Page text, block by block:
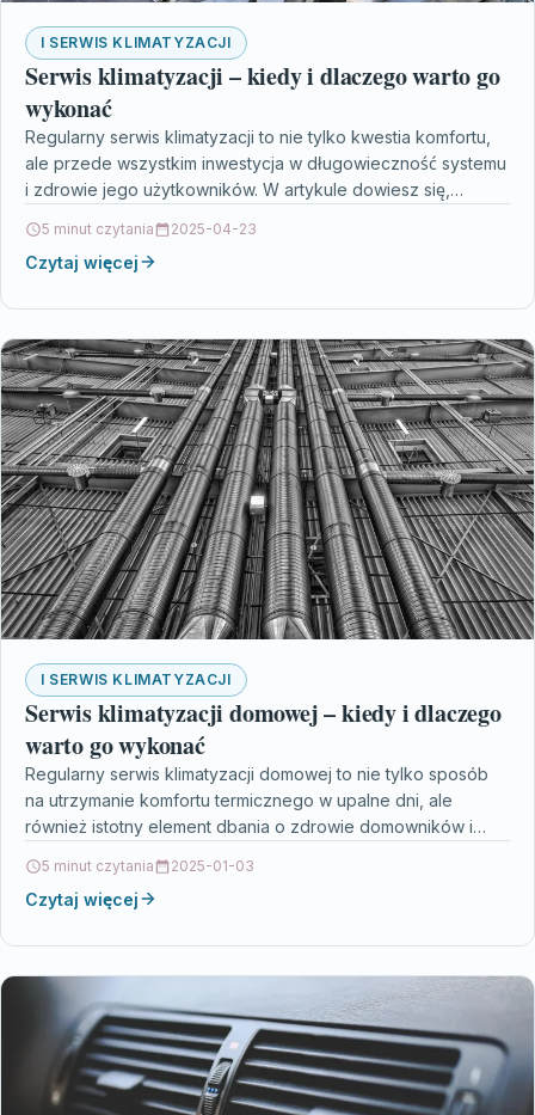
I SERWIS KLIMATYZACJI
Serwis klimatyzacji – kiedy i dlaczego warto go
wykonać
Regularny serwis klimatyzacji to nie tylko kwestia komfortu,
ale przede wszystkim inwestycja w długowieczność systemu
i zdrowie jego użytkowników. W artykule dowiesz się,
5 minut czytania 2025-04-23
Czytaj więcej
I SERWIS KLIMATYZACJI
Serwis klimatyzacji domowej – kiedy i dlaczego
warto go wykonać
Regularny serwis klimatyzacji domowej to nie tylko sposób
na utrzymanie komfortu termicznego w upalne dni, ale
również istotny element dbania o zdrowie domowników i…
5 minut czytania 2025-01-03
Czytaj więcej